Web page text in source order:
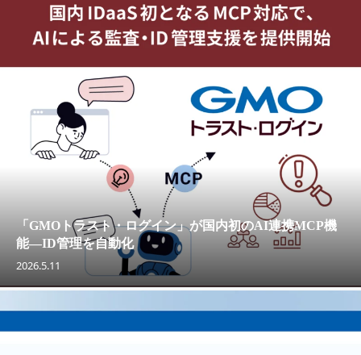
「GMOトラスト・ログイン」が国内初のAI連携MCP機
能—ID管理を自動化
2026.5.11